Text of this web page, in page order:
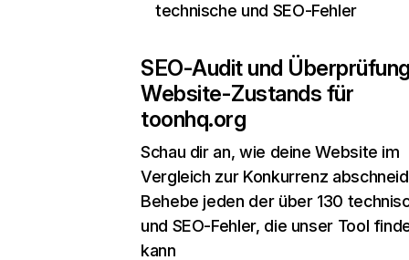
technische und SEO-Fehler
SEO-Audit und
Website-Zustands für
toonhq.org
Schau dir an, wie deine Website im
Vergleich zur Konkurrenz
Behebe jeden der über 130
und SEO-Fehler, die unser Tool
kann